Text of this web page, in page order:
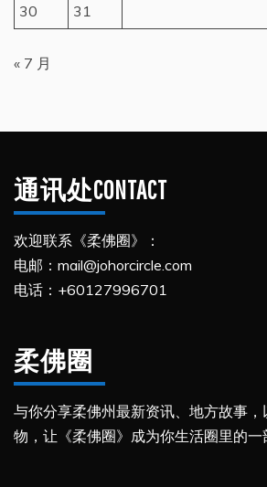
30
31
« 7 月
通讯处CONTACT
欢迎联系《柔佛圈》：
电邮：mail@johorcircle.com
电话：+60127996701
柔佛圈
与你分享柔佛州最新资讯、地方故事
物，让《柔佛圈》成为你生活圈里的一